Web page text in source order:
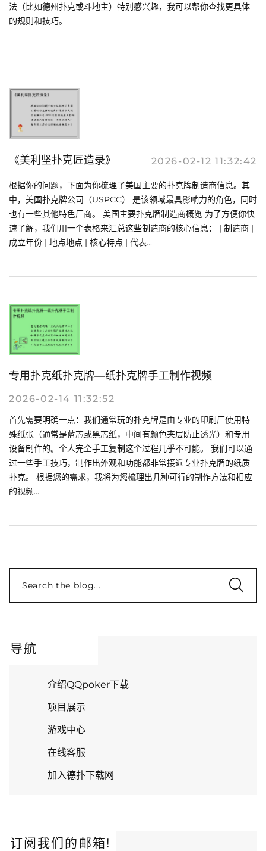
法（比如德州扑克或斗地主）特别感兴趣，我可以帮你查找更具体
的规则和技巧。
《美利坚扑克匠造录》 2026-02-12 11:32:42
根据你的问题，下面为你梳理了美国主要的扑克牌制造商信息。其
中，美国扑克牌公司（USPCC） 是该领域最具影响力的角色，同时
也有一些其他特色厂商。 美国主要扑克牌制造商概览 为了方便你快
速了解，我们用一个表格来汇总这些制造商的核心信息： | 制造商 |
成立年份 | 地点地点 | 核心特点 | 代表...
专用扑克纸扑克牌—纸扑克牌手工制作视频
2026-02-14 11:32:52
首先需要明确一点：我们通常玩的扑克牌是由专业的印刷厂使用特
殊纸张（通常是蓝芯或黑芯纸，中间有颜色夹层防止透光）和专用
设备制作的。个人完全手工复制这个过程几乎不可能。 我们可以通
过一些手工技巧，制作出外观和功能都非常接近专业扑克牌的纸质
扑克。 根据您的需求，我将为您梳理出几种可行的制作方法和相应
的视频...
Search the blog...
导航
介绍QQpoker下载
项目展示
游戏中心
在线客服
加入德扑下载网
订阅我们的邮箱!